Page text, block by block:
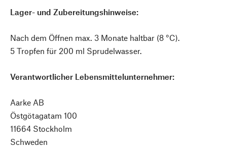
Lager- und Zubereitungshinweise:
Nach dem Öffnen max. 3 Monate haltbar (8 °C).
5 Tropfen für 200 ml Sprudelwasser.
Verantwortlicher Lebensmittelunternehmer:
Aarke AB
Östgötagatam 100
11664 Stockholm
Schweden